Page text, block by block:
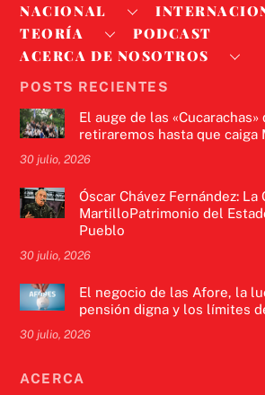
NACIONAL
TEORÍA
PODCAST
ACERCA DE NOSOTROS
POSTS RECIENTES
El auge de las «Cucarachas»
retiraremos hasta que caiga
30 julio, 2026
Óscar Chávez Fernández: La
MartilloPatrimonio del
Pueblo
30 julio, 2026
El negocio de las Afore, la
pensión digna y los límites
30 julio, 2026
ACERCA